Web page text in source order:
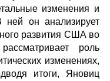
изменения и
он анализирует
развития США во
роль
изменениях,
итоги, Яновиц